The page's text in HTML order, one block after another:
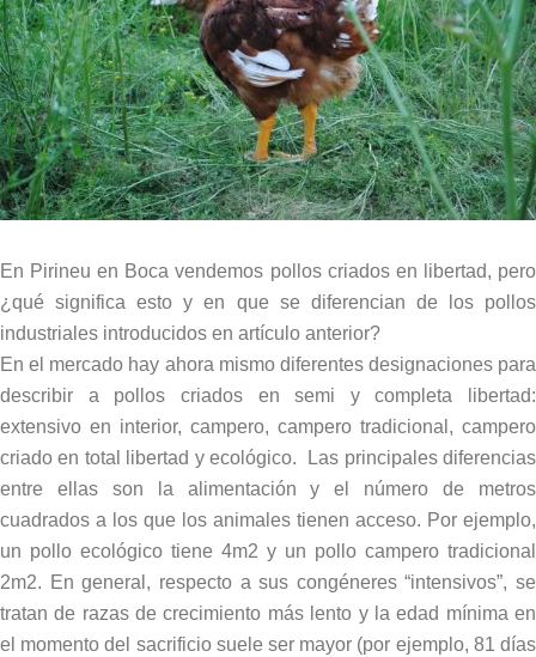
En Pirineu en Boca vendemos pollos criados en libertad, pero
¿qué significa esto y en que se diferencian de los pollos
industriales introducidos en artículo anterior?
En el mercado hay ahora mismo diferentes designaciones para
describir a pollos criados en semi y completa libertad:
extensivo en interior, campero, campero tradicional, campero
criado en total libertad y ecológico. Las principales diferencias
entre ellas son la alimentación y el número de metros
cuadrados a los que los animales tienen acceso. Por ejemplo,
un pollo ecológico tiene 4m2 y un pollo campero tradicional
2m2. En general, respecto a sus congéneres “intensivos”, se
tratan de razas de crecimiento más lento y la edad mínima en
el momento del sacrificio suele ser mayor (por ejemplo, 81 días